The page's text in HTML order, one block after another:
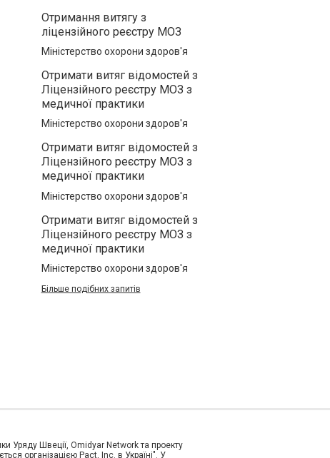
Отримання витягу з
ліцензійного реєстру МОЗ
Міністерство охорони здоров'я
Отримати витяг відомостей з
Ліцензійного реєстру МОЗ з
медичної практики
Міністерство охорони здоров'я
Отримати витяг відомостей з
Ліцензійного реєстру МОЗ з
медичної практики
Міністерство охорони здоров'я
Отримати витяг відомостей з
Ліцензійного реєстру МОЗ з
медичної практики
Міністерство охорони здоров'я
Більше подібних запитів
Уряду Швеції, Omidyar Network та проекту
організацією Pact, Inc. в Україні". У